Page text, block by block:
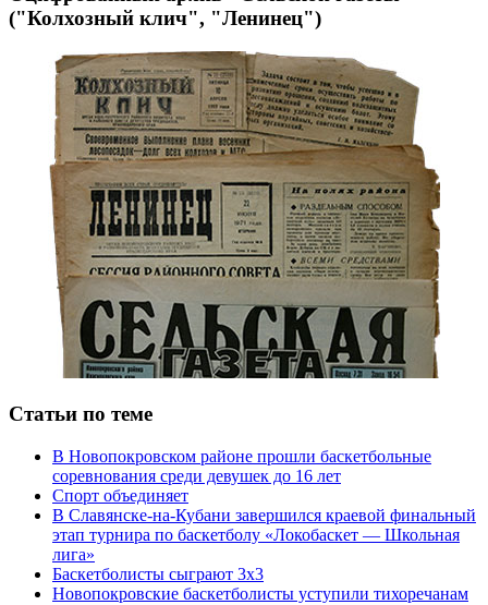
("Колхозный клич", "Ленинец")
Статьи по теме
В Новопокровском районе прошли баскетбольные
соревнования среди девушек до 16 лет
Спорт объединяет
В Славянске-на-Кубани завершился краевой финальный
этап турнира по баскетболу «Локобаскет — Школьная
лига»
Баскетболисты сыграют 3х3
Новопокровские баскетболисты уступили тихоречанам